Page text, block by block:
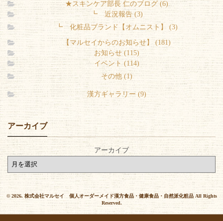
★スキンケア部長 仁のブログ (6)
┗ 近況報告 (3)
┗ 化粧品ブランド【オムニスト】 (3)
【マルセイからのお知らせ】 (181)
お知らせ (115)
イベント (114)
その他 (1)
漢方ギャラリー (9)
アーカイブ
アーカイブ
© 2026. 株式会社マルセイ 個人オーダーメイド漢方食品・健康食品・自然派化粧品 All Rights
Reserved.